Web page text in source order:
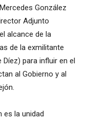
González
Adjunto
alcance de la
de la exmilitante
para influir en el
al Gobierno y al
es la unidad